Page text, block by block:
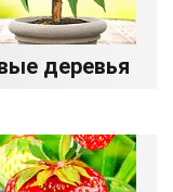
деревья